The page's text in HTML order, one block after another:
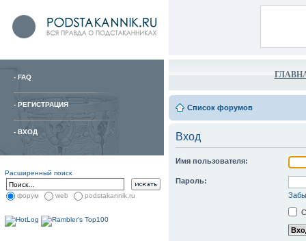
- FAQ
- РЕГИСТРАЦИЯ
- ВХОД
Расширенный поиск
форум web podstakannik.ru
Список форумов
Вход
Имя пользователя:
Пароль: